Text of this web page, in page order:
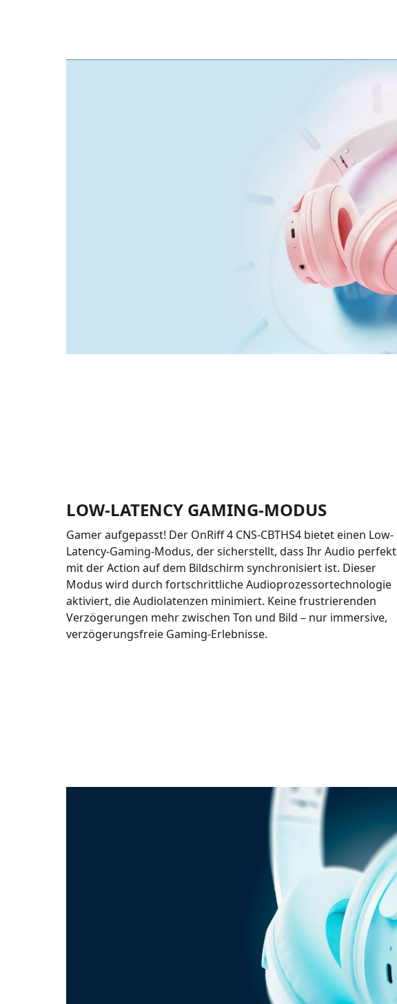
LOW-LATENCY GAMING-MODUS
Gamer aufgepasst! Der OnRiff 4 CNS-CBTHS4 bietet einen Low-
Latency-Gaming-Modus, der sicherstellt, dass Ihr Audio perfekt
mit der Action auf dem Bildschirm synchronisiert ist. Dieser
Modus wird durch fortschrittliche Audioprozessortechnologie
aktiviert, die Audiolatenzen minimiert. Keine frustrierenden
Verzögerungen mehr zwischen Ton und Bild – nur immersive,
verzögerungsfreie Gaming-Erlebnisse.